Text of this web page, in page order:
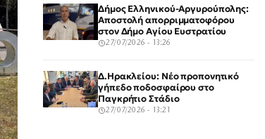
Δήμος Ελληνικού-Αργυρούπολης:
Αποστολή απορριμματοφόρου
στον Δήμο Αγίου Ευστρατίου
27/07/2026 - 13:26
Δ.Ηρακλείου: Νέο προπονητικό
γήπεδο ποδοσφαίρου στο
Παγκρήτιο Στάδιο
27/07/2026 - 13:21